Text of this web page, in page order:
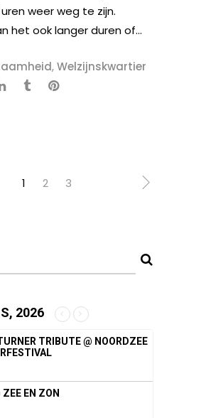
weer weg te zijn.
het ook langer duren of...
,Welzijnskwartier
1 2 3
2026
TRIBUTE @ NOORDZEE
ZEE EN ZON